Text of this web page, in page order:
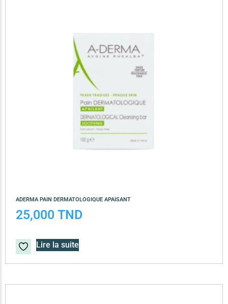
ADERMA PAIN DERMATOLOGIQUE APAISANT
25,000 TND
Lire la suite